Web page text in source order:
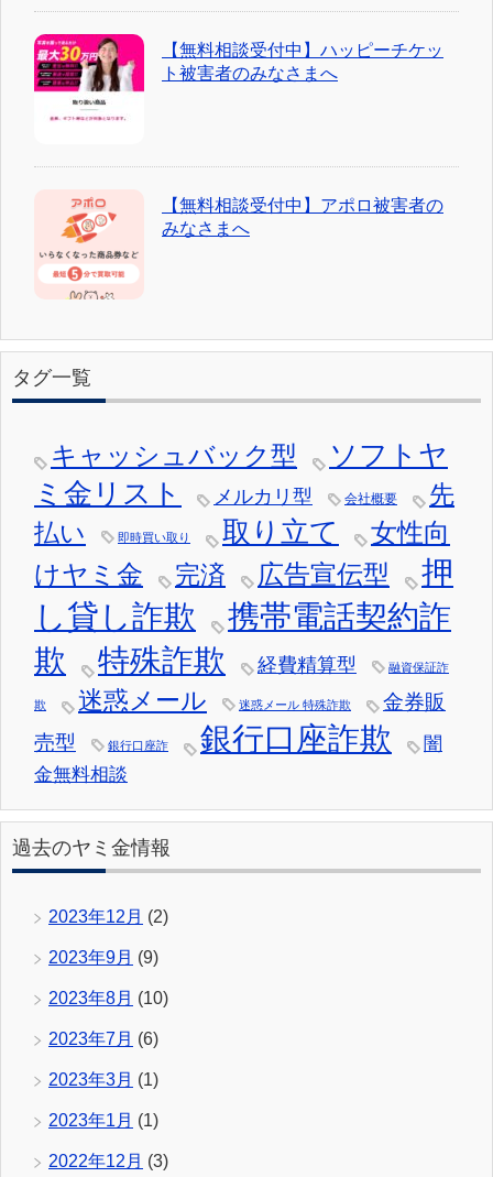
【無料相談受付中】ハッピーチケッ
ト被害者のみなさまへ
【無料相談受付中】アポロ被害者の
みなさまへ
タグ一覧
キャッシュバック型
ソフトヤ
ミ金リスト
メルカリ型 会社概要
先
払い
即時買い取り 取り立て
女性向
けヤミ金
完済 広告宣伝型
押
し貸し詐欺
携帯電話契約詐
欺
特殊詐欺 経費精算型 融資保証詐
欺 迷惑メール 迷惑メール 特殊詐欺
金券販
売型
銀行口座詐 銀行口座詐欺
闇
金無料相談
過去のヤミ金情報
2023年12月 (2)
2023年9月 (9)
2023年8月 (10)
2023年7月 (6)
2023年3月 (1)
2023年1月 (1)
2022年12月 (3)